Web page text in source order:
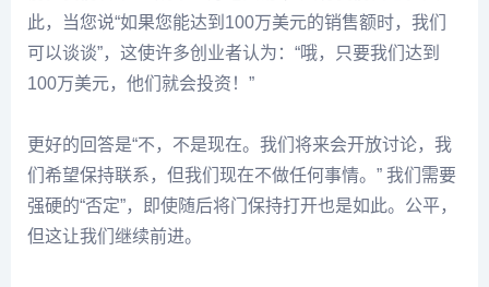
此，当您说“如果您能达到100万美元的销售额时，我们
可以谈谈”，这使许多创业者认为：“哦，只要我们达到
100万美元，他们就会投资！”
更好的回答是“不，不是现在。我们将来会开放讨论，我
们希望保持联系，但我们现在不做任何事情。” 我们需要
强硬的“否定”，即使随后将门保持打开也是如此。公平，
但这让我们继续前进。